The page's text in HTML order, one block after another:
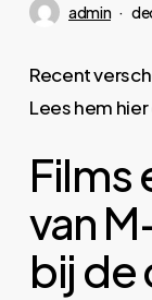
admin
Recent
Lees hem
Films
van
bij